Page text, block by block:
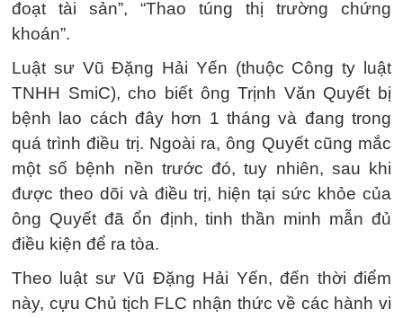
đoạt tài sản”, “Thao túng thị trường chứng
khoán”.
Luật sư Vũ Đặng Hải Yến (thuộc Công ty luật
TNHH SmiC), cho biết ông Trịnh Văn Quyết bị
bệnh lao cách đây hơn 1 tháng và đang trong
quá trình điều trị. Ngoài ra, ông Quyết cũng mắc
một số bệnh nền trước đó, tuy nhiên, sau khi
được theo dõi và điều trị, hiện tại sức khỏe của
ông Quyết đã ổn định, tinh thần minh mẫn đủ
điều kiện để ra tòa.
Theo luật sư Vũ Đặng Hải Yến, đến thời điểm
này, cựu Chủ tịch FLC nhận thức về các hành vi